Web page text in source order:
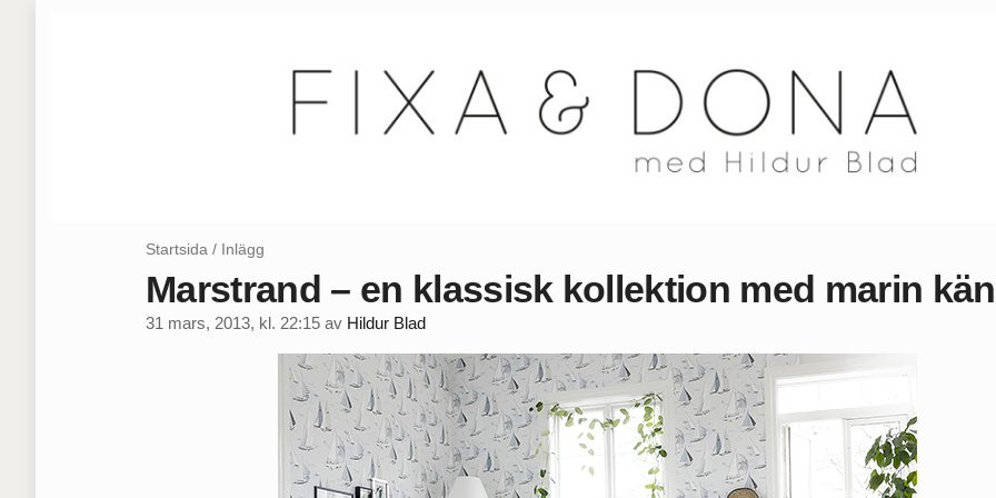
Startsida / Inlägg
Marstrand – en klassisk kollektion med marin
31 mars, 2013, kl. 22:15 av Hildur Blad